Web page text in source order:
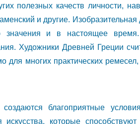
полезных качеств личности,
и другие. Изобразительная
значения и в настоящее
Художники Древней Греции
для многих практических
благоприятные
искусства, которые